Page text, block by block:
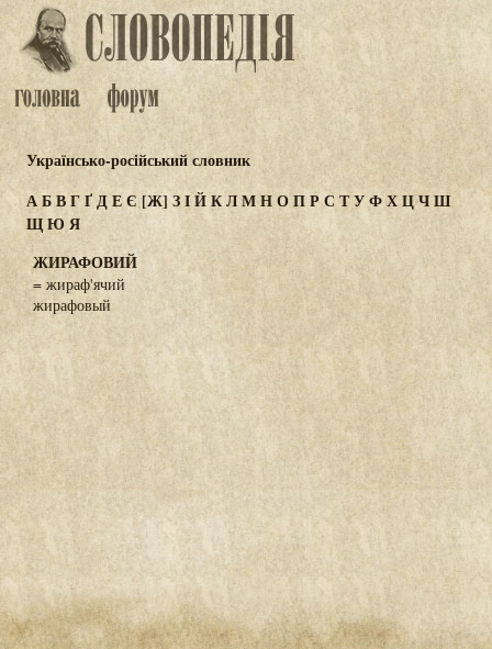
Українсько-російський словник
АБВГҐДЕЄ [Ж]ЗІЙКЛМНОПР С ТУФХЦЧШ
ЩЮ Я
ЖИРАФОВИЙ
= жираф'ячий
жирафовый